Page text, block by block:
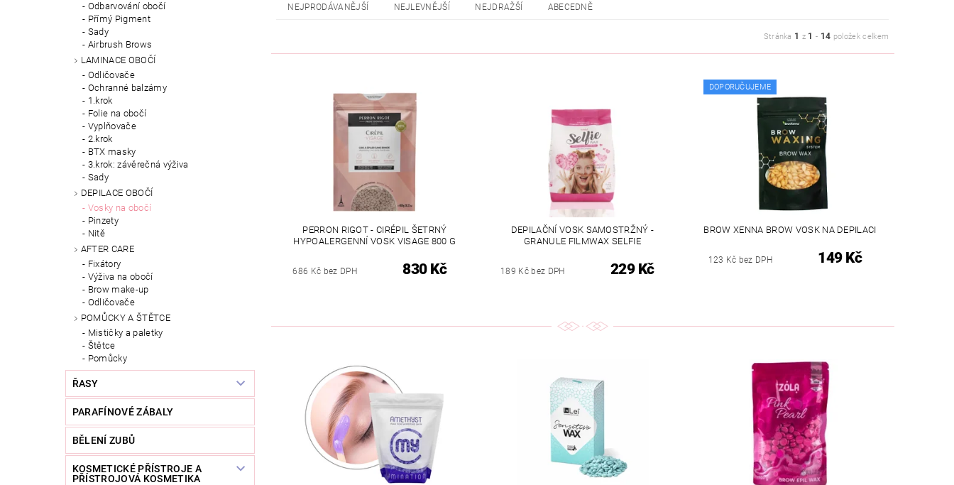
Odbarvování obočí
Přímý Pigment
Sady
Airbrush Brows
LAMINACE OBOČÍ
Odličovače
Ochranné balzámy
1.krok
Folie na obočí
Vyplňovače
2.krok
BTX masky
3.krok: závěrečná výživa
Sady
DEPILACE OBOČÍ
Vosky na obočí
Pinzety
Nitě
AFTER CARE
Fixátory
Výživa na obočí
Brow make-up
Odličovače
POMŮCKY A ŠTĚTCE
Mističky a paletky
Štětce
Pomůcky
ŘASY
PARAFÍNOVÉ ZÁBALY
BĚLENÍ ZUBŮ
KOSMETICKÉ PŘÍSTROJE A
PŘÍSTROJOVÁ KOSMETIKA
NEJPRODÁVANĚJŠÍ NEJLEVNĚJŠÍ NEJDRAŽŠÍ ABECEDNĚ
Stránka 1 z 1 - 14 položek celkem
PERRON RIGOT - CIRÉPIL ŠETRNÝ
HYPOALERGENNÍ VOSK VISAGE 800 G
686 Kč bez DPH 830 Kč
DEPILAČNÍ VOSK SAMOSTRŽNÝ -
GRANULE FILMWAX SELFIE
189 Kč bez DPH 229 Kč
DOPORUČUJEME
BROW XENNA BROW VOSK NA DEPILACI
123 Kč bez DPH 149 Kč